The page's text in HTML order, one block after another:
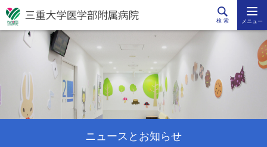
検 索 メニュー
ニュースとお知らせ